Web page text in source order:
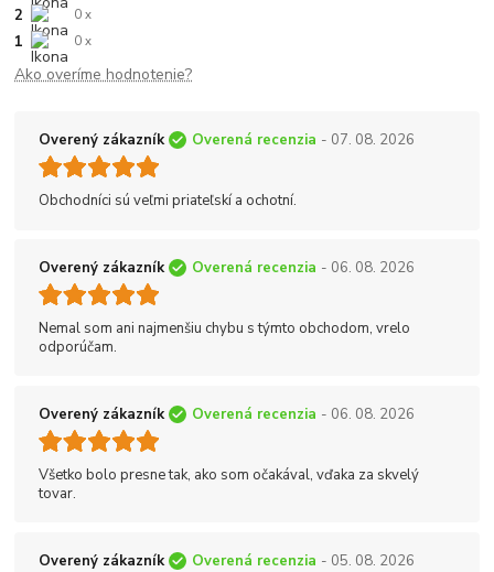
2 0 x
1 0 x
Ako overíme hodnotenie?
Overený zákazník Overená recenzia - 07. 08. 2026
Obchodníci sú veľmi priateľskí a ochotní.
Overený zákazník Overená recenzia - 06. 08. 2026
Nemal som ani najmenšiu chybu s týmto obchodom, vrelo
odporúčam.
Overený zákazník Overená recenzia - 06. 08. 2026
Všetko bolo presne tak, ako som očakával, vďaka za skvelý
tovar.
Overený zákazník Overená recenzia - 05. 08. 2026